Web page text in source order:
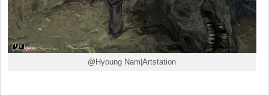
@Hyoung Nam|Artstation